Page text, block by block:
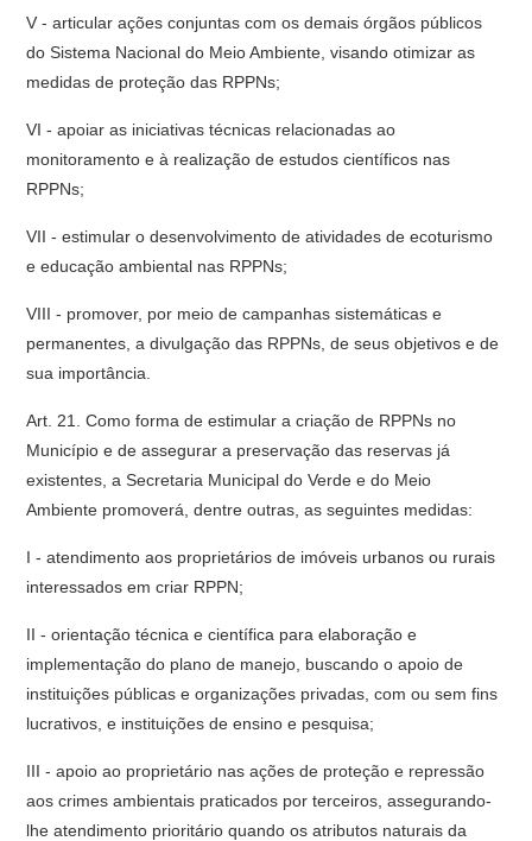
V - articular ações conjuntas com os demais órgãos públicos
do Sistema Nacional do Meio Ambiente, visando otimizar as
medidas de proteção das RPPNs;
VI - apoiar as iniciativas técnicas relacionadas ao
monitoramento e à realização de estudos científicos nas
RPPNs;
VII - estimular o desenvolvimento de atividades de ecoturismo
e educação ambiental nas RPPNs;
VIII - promover, por meio de campanhas sistemáticas e
permanentes, a divulgação das RPPNs, de seus objetivos e de
sua importância.
Art. 21. Como forma de estimular a criação de RPPNs no
Município e de assegurar a preservação das reservas já
existentes, a Secretaria Municipal do Verde e do Meio
Ambiente promoverá, dentre outras, as seguintes medidas:
I - atendimento aos proprietários de imóveis urbanos ou rurais
interessados em criar RPPN;
II - orientação técnica e científica para elaboração e
implementação do plano de manejo, buscando o apoio de
instituições públicas e organizações privadas, com ou sem fins
lucrativos, e instituições de ensino e pesquisa;
III - apoio ao proprietário nas ações de proteção e repressão
aos crimes ambientais praticados por terceiros, assegurando-
lhe atendimento prioritário quando os atributos naturais da